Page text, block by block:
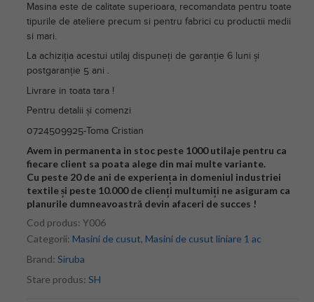
Masina este de calitate superioara, recomandata pentru toate
tipurile de ateliere precum si pentru fabrici cu productii medii
si mari.
La achiziția acestui utilaj dispuneți de garanție 6 luni și
postgaranție 5 ani .
Livrare in toata tara !
Pentru detalii și comenzi
0724509925-Toma Cristian
Avem in permanenta in stoc peste 1000 utilaje pentru ca
fiecare client sa poata alege din mai multe variante.
Cu peste 20 de ani de experiența in domeniul industriei
textile și peste 10.000 de clienți multumiți ne asiguram ca
planurile dumneavoastră devin afaceri de succes !
Cod produs: Y006
Categorii: Masini de cusut, Masini de cusut liniare 1 ac
Brand: Siruba
Stare produs: SH